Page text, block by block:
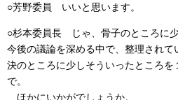
○芳野委員 いいと思います。
○杉本委員長 じゃ、骨子のところに
今後の議論を深める中で、整理され
決のところに少しそういったところを
で。
ほかにいかがでしょうか。